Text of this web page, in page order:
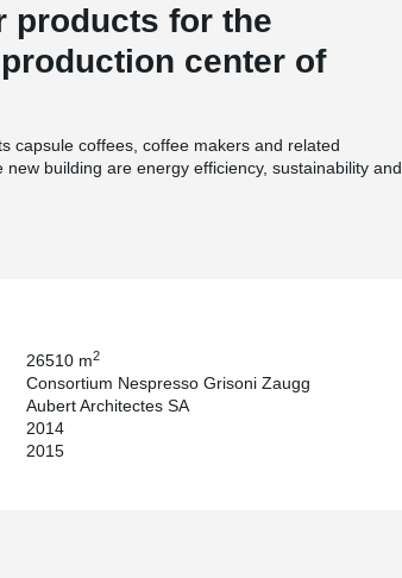
products for the
center of
capsule coffees, coffee makers and related
building are energy efficiency, sustainability and
26510 m2
Consortium Nespresso Grisoni Zaugg
Aubert Architectes SA
2014
2015